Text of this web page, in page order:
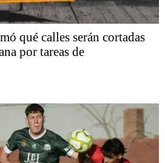
qué calles serán cortadas
por tareas de